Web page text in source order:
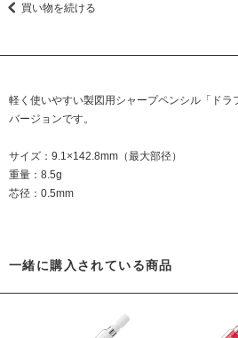
買い物を続ける
軽く使いやすい製図用シャープペンシル「ドラ
バージョンです。
サイズ：9.1×142.8mm（最大部径）
重量：8.5g
芯径：0.5mm
一緒に購入されている商品